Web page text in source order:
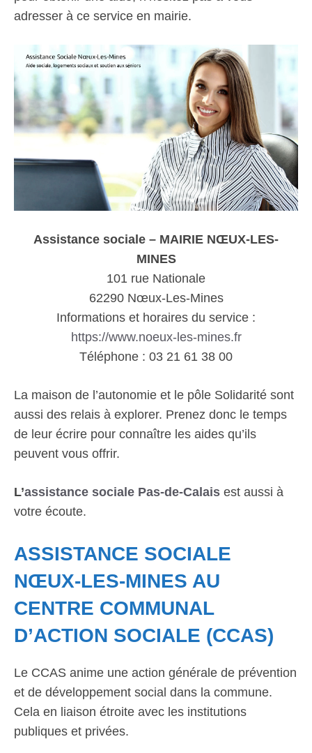
adresser à ce service en mairie.
Assistance sociale – MAIRIE NŒUX-LES-
MINES
101 rue Nationale
62290 Nœux-Les-Mines
Informations et horaires du service :
https://www.noeux-les-mines.fr
Téléphone : 03 21 61 38 00
La maison de l’autonomie et le pôle Solidarité sont
aussi des relais à explorer. Prenez donc le temps
de leur écrire pour connaître les aides qu’ils
peuvent vous offrir.
L’assistance sociale Pas-de-Calais est aussi à
votre écoute.
ASSISTANCE SOCIALE
NŒUX-LES-MINES AU
CENTRE COMMUNAL
D’ACTION SOCIALE (CCAS)
Le CCAS anime une action générale de prévention
et de développement social dans la commune.
Cela en liaison étroite avec les institutions
publiques et privées.